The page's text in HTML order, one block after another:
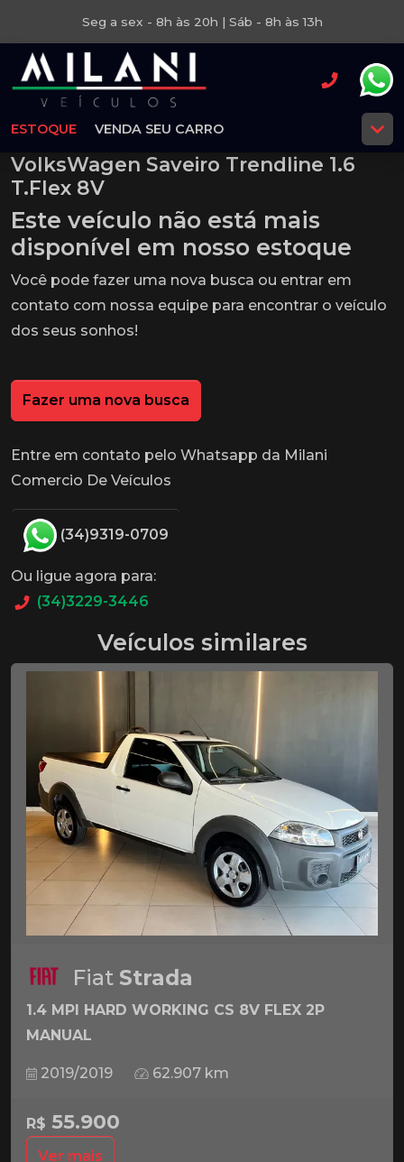
Seg a sex - 8h às 20h | Sáb - 8h às 13h
ESTOQUE VENDA SEU CARRO
VolksWagen Saveiro Trendline 1.6
T.Flex 8V
Este veículo não está mais
disponível em nosso estoque
Você pode fazer uma nova busca ou entrar em
contato com nossa equipe para encontrar o veículo
dos seus sonhos!
Fazer uma nova busca
Entre em contato pelo Whatsapp da Milani
Comercio De Veículos
(34)9319-0709
Ou ligue agora para:
(34)3229-3446
Veículos similares
Fiat Strada
1.4 MPI HARD WORKING CS 8V FLEX 2P
MANUAL
2019/2019 62.907 km
R$ 55.900
Ver mais